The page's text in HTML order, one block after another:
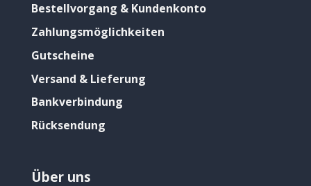
Bestellvorgang & Kundenkonto
Zahlungsmöglichkeiten
Gutscheine
Versand & Lieferung
Bankverbindung
Rücksendung
Über uns